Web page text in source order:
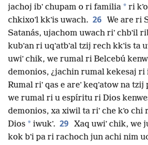
jachoj ibʼ chupam o ri familia * ri
chkixoʼl kkʼis uwach. 26 We are ri
Satanás, ujachom uwach riʼ chbʼil
kubʼan ri uqʼatbʼal tzij rech kkʼis ta
uwiʼ chik, we rumal ri Belcebú
demonios, ¿jachin rumal kekesaj ri
Rumal riʼ qas e areʼ keqʼatow na tzij
we rumal ri u espíritu ri Dios
demonios, xa xiwil ta riʼ che kʼo chi
Dios * iwukʼ. 29 Xaq uwiʼ chik, we
kok bʼi pa ri rachoch jun achi nim